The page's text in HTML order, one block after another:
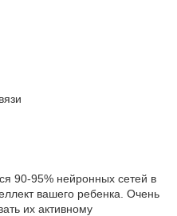
90-95% нейронных сетей в
вашего ребенка. Очень
их активному